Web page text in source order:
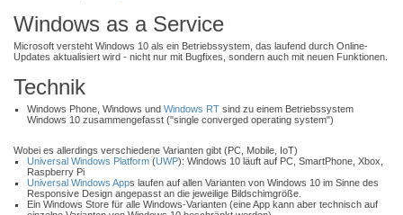
Windows as a Service
Microsoft versteht Windows 10 als ein Betriebssystem, das laufend durch Online-
Updates aktualisiert wird - nicht nur mit Bugfixes, sondern auch mit neuen Funktionen.
Technik
Windows Phone, Windows und Windows RT sind zu einem Betriebssystem
Windows 10 zusammengefasst ("single converged operating system")
Wobei es allerdings verschiedene Varianten gibt (PC, Mobile, IoT)
Universal Windows Platform (UWP): Windows 10 läuft auf PC, SmartPhone, Xbox,
Raspberry Pi
Universal Windows Apps laufen auf allen Varianten von Windows 10 im Sinne des
Responsive Design angepasst an die jeweilige Bildschimgröße.
Ein Windows Store für alle Windows-Varianten (eine App kann aber technisch auf